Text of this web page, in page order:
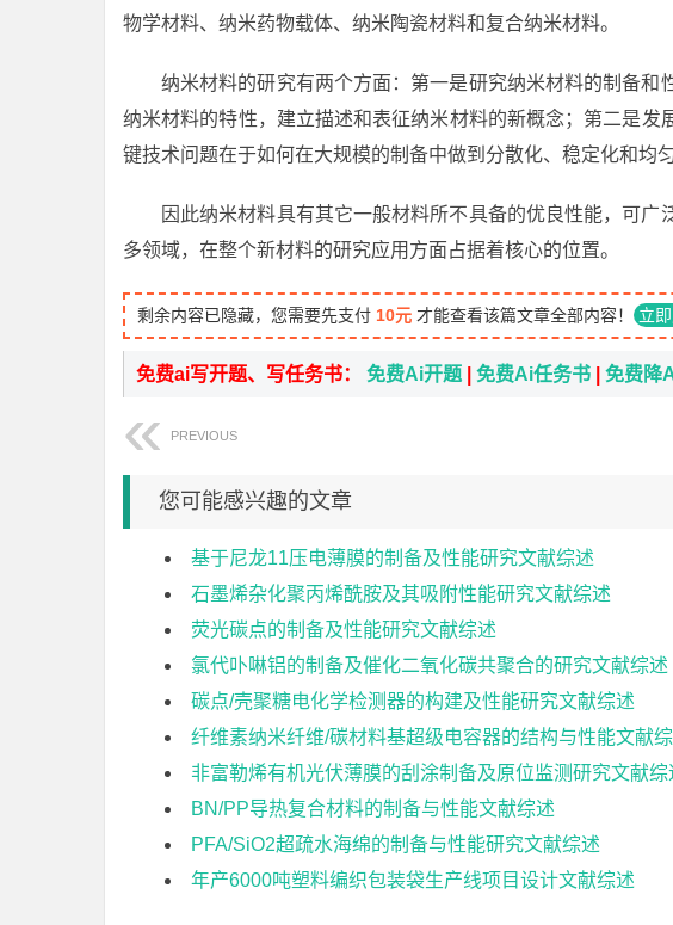
物学材料、纳米药物载体、纳米陶瓷材料和复合纳米材料。
纳米材料的研究有两个方面：第一是研究纳米材料的制备
纳米材料的特性，建立描述和表征纳米材料的新概念；第二是
键技术问题在于如何在大规模的制备中做到分散化、稳定化和均匀
因此纳米材料具有其它一般材料所不具备的优良性能，可
多领域，在整个新材料的研究应用方面占据着核心的位置。
剩余内容已隐藏，您需要先支付 10元 才能查看该篇文章全部内容！ 立
免费ai写开题、写任务书： 免费Ai开题 免费Ai任务书 免费降
PREVIOUS
您可能感兴趣的文章
基于尼龙11压电薄膜的制备及性能研究文献综述
石墨烯杂化聚丙烯酰胺及其吸附性能研究文献综述
荧光碳点的制备及性能研究文献综述
氯代卟啉铝的制备及催化二氧化碳共聚合的研究文献综述
碳点/壳聚糖电化学检测器的构建及性能研究文献综述
纤维素纳米纤维/碳材料基超级电容器的结构与性能文献
非富勒烯有机光伏薄膜的刮涂制备及原位监测研究文献综
BN/PP导热复合材料的制备与性能文献综述
PFA/SiO2超疏水海绵的制备与性能研究文献综述
年产6000吨塑料编织包装袋生产线项目设计文献综述